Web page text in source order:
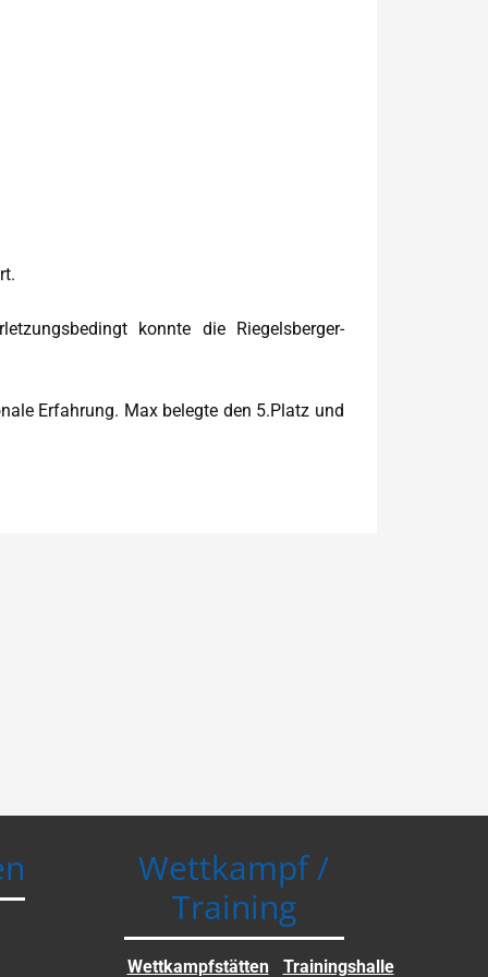
konnte die Riegelsberger-
Erfahrung. Max belegte den 5.Platz und
Wettkampf /
Training
Wettkampfstätten Trainingshalle